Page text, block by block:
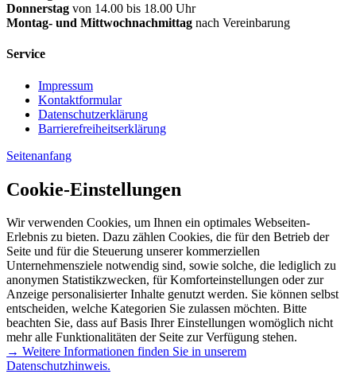
Donnerstag von 14.00 bis 18.00 Uhr
Montag- und Mittwochnachmittag nach Vereinbarung
Service
Impressum
Kontaktformular
Datenschutzerklärung
Barrierefreiheitserklärung
Seitenanfang
Cookie-Einstellungen
Wir verwenden Cookies, um Ihnen ein optimales Webseiten-
Erlebnis zu bieten. Dazu zählen Cookies, die für den Betrieb der
Seite und für die Steuerung unserer kommerziellen
Unternehmensziele notwendig sind, sowie solche, die lediglich zu
anonymen Statistikzwecken, für Komforteinstellungen oder zur
Anzeige personalisierter Inhalte genutzt werden. Sie können selbst
entscheiden, welche Kategorien Sie zulassen möchten. Bitte
beachten Sie, dass auf Basis Ihrer Einstellungen womöglich nicht
mehr alle Funktionalitäten der Seite zur Verfügung stehen.
→ Weitere Informationen finden Sie in unserem
Datenschutzhinweis.